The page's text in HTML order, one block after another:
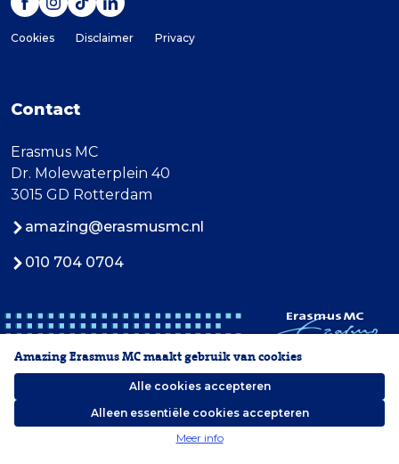
Cookies Disclaimer Privacy
Contact
Erasmus MC
Dr. Molewaterplein 40
3015 GD Rotterdam
amazing@erasmusmc.nl
010 704 0704
2026 Erasmus MC
Amazing Erasmus MC maakt gebruik van cookies
Alle cookies accepteren
Alleen essentiële cookies accepteren
Meer info